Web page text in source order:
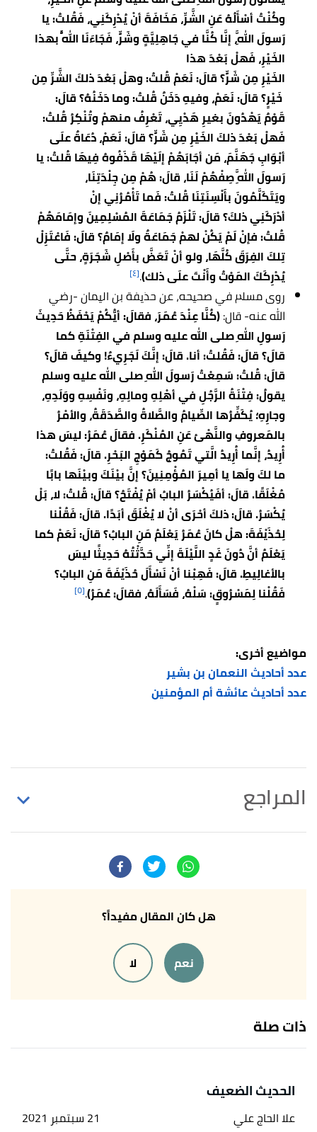
وكُنْتُ أسْأَلُهُ عَنِ الشَّرِّ، مَخَافَةَ أنْ يُدْرِكَنِي، فَقُلتُ: يا
رَسولَ اللَّهِ، إنَّا كُنَّا في جَاهِلِيَّةٍ وشَرٍّ، فَجَاءَنَا اللَّهُ بهذا
الخَيْرِ، فَهلْ بَعْدَ هذا
الخَيْرِ مِن شَرٍّ؟ قالَ: نَعَمْ قُلتُ: وهلْ بَعْدَ ذلكَ الشَّرِّ مِن
خَيْرٍ؟ قالَ: نَعَمْ، وفيهِ دَخَنٌ قُلتُ: وما دَخَنُهُ؟ قالَ:
قَوْمٌ يَهْدُونَ بغيرِ هَدْيِي، تَعْرِفُ منهمْ وتُنْكِرُ قُلتُ:
فَهلْ بَعْدَ ذلكَ الخَيْرِ مِن شَرٍّ؟ قالَ: نَعَمْ، دُعَاةٌ علَى
أبْوَابِ جَهَنَّمَ، مَن أجَابَهُمْ إلَيْهَا قَذَفُوهُ فِيهَا قُلتُ: يا
رَسولَ اللَّهِ صِفْهُمْ لَنَا، قالَ: هُمْ مِن جِلْدَتِنَا،
ويَتَكَلَّمُونَ بأَلْسِنَتِنَا قُلتُ: فَما تَأْمُرُنِي إنْ
أدْرَكَنِي ذلكَ؟ قالَ: تَلْزَمُ جَمَاعَةَ المُسْلِمِينَ وإمَامَهُمْ
قُلتُ: فإنْ لَمْ يَكُنْ لهمْ جَمَاعَةٌ ولَا إمَامٌ؟ قالَ: فَاعْتَزِلْ
تِلكَ الفِرَقَ كُلَّهَا، ولو أنْ تَعَضَّ بأَصْلِ شَجَرَةٍ، حتَّى
يُدْرِكَكَ المَوْتُ وأَنْتَ علَى ذلك).[٤]
روى مسلم في صحيحه، عن حذيفة بن اليمان -رضي
الله عنه- قال:(كُنَّا عِنْدَ عُمَرَ، فقالَ: أيُّكُمْ يَحْفَظُ حَدِيثَ
رَسولِ اللهِ صلى الله عليه وسلم في الفِتْنَةِ كما
قالَ؟ قالَ: فَقُلتُ: أنا. قالَ: إنَّكَ لَجَرِيءٌ! وكيفَ قالَ؟
قالَ: قُلتُ: سَمِعْتُ رَسولَ اللهِ صلى الله عليه وسلم
يقولُ: فِتْنَةُ الرَّجُلِ في أهْلِهِ ومالِهِ، ونَفْسِهِ ووَلَدِهِ،
وجارِهِ؛ يُكَفِّرُها الصِّيامُ والصَّلاةُ والصَّدَقَةُ، والأمْرُ
بالمَعروفِ والنَّهْىُ عَنِ المُنْكَرِ. فقالَ عُمَرُ: ليسَ هذا
أُرِيدُ، إنَّما أُرِيدُ الَّتي تَمُوجُ كَمَوْجِ البَحْرِ. قالَ: فَقُلتُ:
ما لكَ ولَها يا أمِيرَ المُؤْمِنِينَ؟ إنَّ بيْنَكَ وبيْنَها بابًا
مُغْلَقًا. قالَ: أفَيُكْسَرُ البابُ أمْ يُفْتَحُ؟ قالَ: قُلتُ: لا، بَلْ
يُكْسَرُ. قالَ: ذلكَ أحْرَى أنْ لا يُغْلَقَ أبَدًا. قالَ: فَقُلْنا
لِحُذَيْفَةَ: هلْ كانَ عُمَرُ يَعْلَمُ مَنِ البابُ؟ قالَ: نَعَمْ كما
يَعْلَمُ أنَّ دُونَ غَدٍ اللَّيْلَةَ إنِّي حَدَّثْتُهُ حَدِيثًا ليسَ
بالأغالِيطِ. قالَ: فَهِبْنا أنْ نَسْأَلَ حُذَيْفَةَ مَنِ البابُ؟
فَقُلْنا لِمَسْرُوقٍ: سَلْهُ، فَسَأَلَهُ، فقالَ: عُمَرُ).[٥]
مواضيع أخرى:
عدد أحاديث النعمان بن بشير
عدد أحاديث عائشة أم المؤمنين
المراجع
سير أعلام النبلاء
، صفحة 361. بتصرّف.
رواه البخاري، في صحيح البخاري، عن حذيفة بن
↑رواه مسلم، في صحيح مسلم، عن حذيفة بن اليمان،
الصفحة أو الرقم:144.
هل كان المقال مفيداً؟
نعم لا
ذات صلة
الحديث الضعيف
علا الحاج علي 21 سبتمبر 2021